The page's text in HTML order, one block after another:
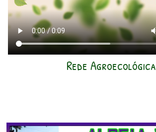
Rede Agroecológica